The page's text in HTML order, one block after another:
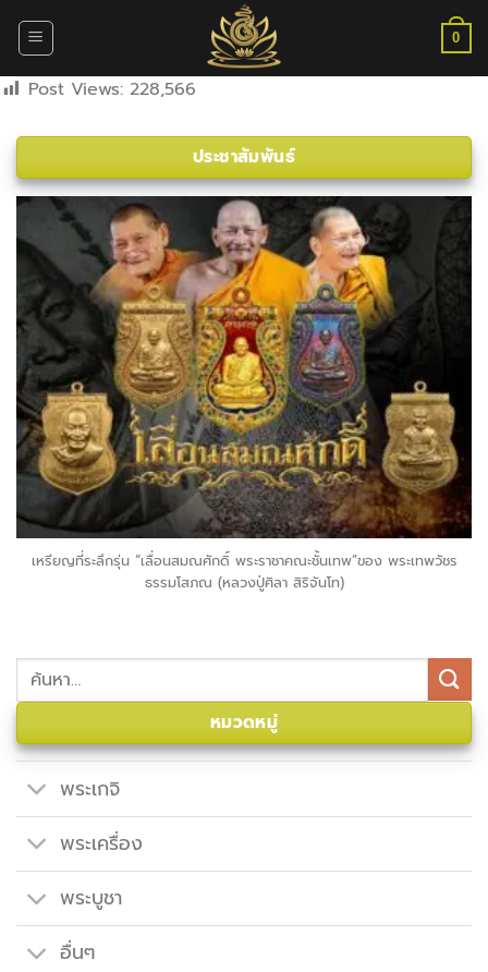
เนื้อหา
0
Post Views: 228,566
ประชาสัมพันธ์
เหรียญที่ระลึกรุ่น “เลื่อนสมณศักดิ์ พระราชาคณะชั้นเทพ”ของ พระเทพวัชร
ธรรมโสภณ (หลวงปู่ศิลา สิริจันโท)
ค้นหา:
หมวดหมู่
พระเกจิ
พระเครื่อง
พระบูชา
อื่นๆ